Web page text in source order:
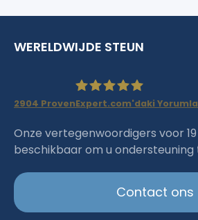
WERELDWIJDE STEUN
|Dr.Acar
2904 ProvenExpert.com'daki
Onze vertegenwoordigers voor
beschikbaar om u ondersteuning
Contact ons